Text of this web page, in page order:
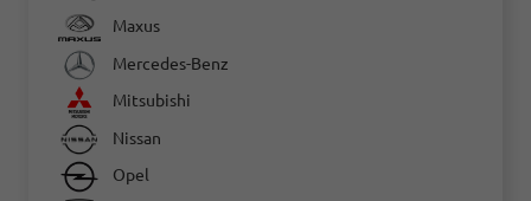
Maxus
Mercedes-Benz
Mitsubishi
Nissan
Opel